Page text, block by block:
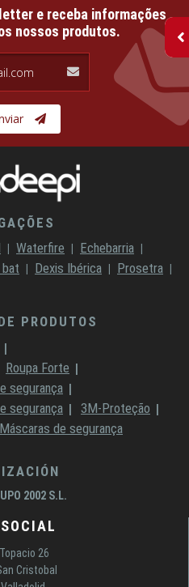
e receba informações
nossos produtos.
Waterfire
Echebarria
Dexis Ibérica
Prosetra
PRODUTOS
Roupa Forte
segurança
segurança
3M-Proteção
Máscaras de segurança
2002 S.L.
26
Cristobal